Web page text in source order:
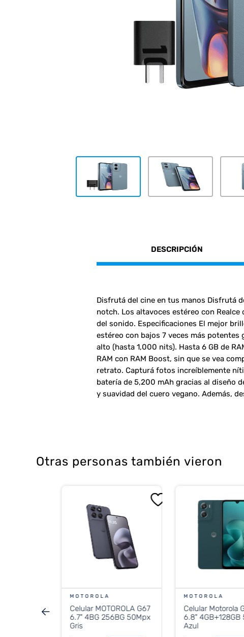
DESCRIPCIÓN
Disfrutá del cine en tus manos Disfrutá
notch. Los altavoces estéreo con
del sonido. Especificaciones El mejor
estéreo con bajos 7 veces más potentes
alto (hasta 1,000 nits). Hasta 6 GB de
RAM con RAM Boost, sin que se vea
retrato. Capturá fotos increíblemente
batería de 5,200 mAh gracias al diseño
y suavidad del cuero vegano. Además,
Otras personas también vieron
nacionales
MOTOROLA
Celular MOTOROLA G67
6.7" 4BG 256BG 50Mpx
Gris
MOTOROLA
Celular Motorola
6.8" 4GB+128GB
Azul